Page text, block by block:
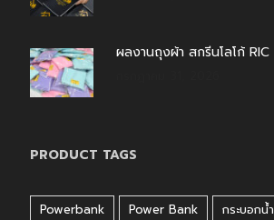
ผลงานถุงผ้า สกรีนโลโก้ RIC
PRODUCT TAGS
Powerbank Power Bank
กระบอกน้ำ